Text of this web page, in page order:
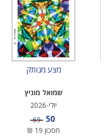
מצע מנותק
שמואל מוניץ
יולי-2026
מחיר מבצע
50 מחיר
69
חסכון 19
₪